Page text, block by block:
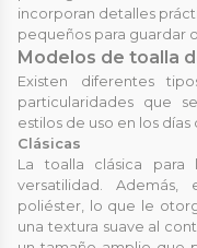
incorporan detalles
pequeños para guardar
Modelos de toalla
Existen diferentes
particularidades que
estilos de uso en los días
Clásicas
La toalla clásica
versatilidad.
poliéster, lo que le
una textura suave al